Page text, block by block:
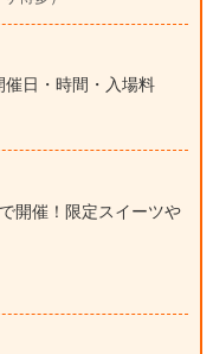
日・時間・入場料
開催！限定スイーツや